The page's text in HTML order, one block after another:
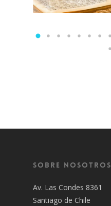
Sobre Nosotros
Av. Las Condes 8361
Santiago de Chile